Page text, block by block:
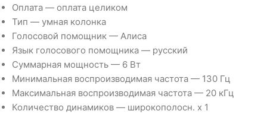
Оплата — оплата целиком
Тип — умная колонка
Голосовой помощник — Алиса
Язык голосового помощника — русский
Суммарная мощность — 6 Вт
Минимальная воспроизводимая частота — 130 Гц
Максимальная воспроизводимая частота — 20 кГц
Количество динамиков — широкополосн. x 1